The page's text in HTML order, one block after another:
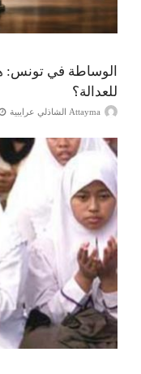
الوساطة في تونس:
للعدالة؟
Attayma الشاذلي عرايبية